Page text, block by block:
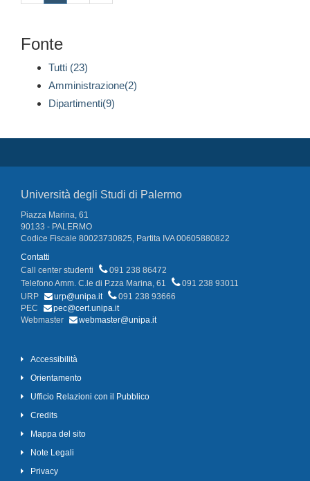
Fonte
Tutti (23)
Amministrazione(2)
Dipartimenti(9)
Università degli Studi di Palermo
Piazza Marina, 61
90133 - PALERMO
Codice Fiscale 80023730825, Partita IVA 00605880822
Contatti
Call center studenti
091 238 86472
Telefono Amm. C.le di P.zza Marina, 61
091 238 93011
URP
urp@unipa.it
091 238 93666
PEC
pec@cert.unipa.it
Webmaster
webmaster@unipa.it
Accessibilità
Orientamento
Ufficio Relazioni con il Pubblico
Credits
Mappa del sito
Note Legali
Privacy